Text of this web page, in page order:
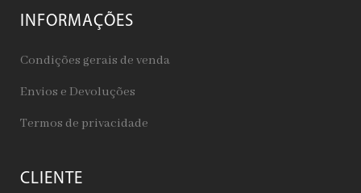
INFORMAÇÕES
Condições gerais de venda
Envios e Devoluções
Termos de privacidade
CLIENTE